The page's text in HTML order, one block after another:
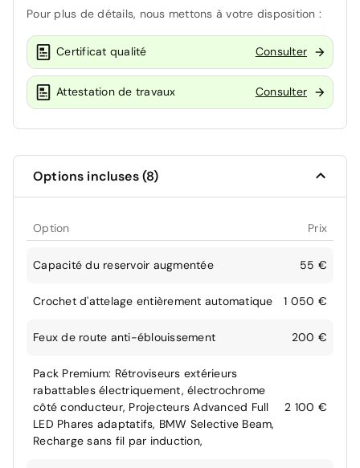
Pour plus de détails, nous mettons à votre disposition :
Certificat qualité Consulter
Attestation de travaux Consulter
Options incluses (8)
Option Prix
Capacité du reservoir augmentée 55 €
Crochet d'attelage entièrement automatique 1 050 €
Feux de route anti-éblouissement 200 €
Pack Premium: Rétroviseurs extérieurs
rabattables électriquement, électrochrome
côté conducteur, Projecteurs Advanced Full
LED Phares adaptatifs, BMW Selective Beam,
Recharge sans fil par induction,
2 100 €